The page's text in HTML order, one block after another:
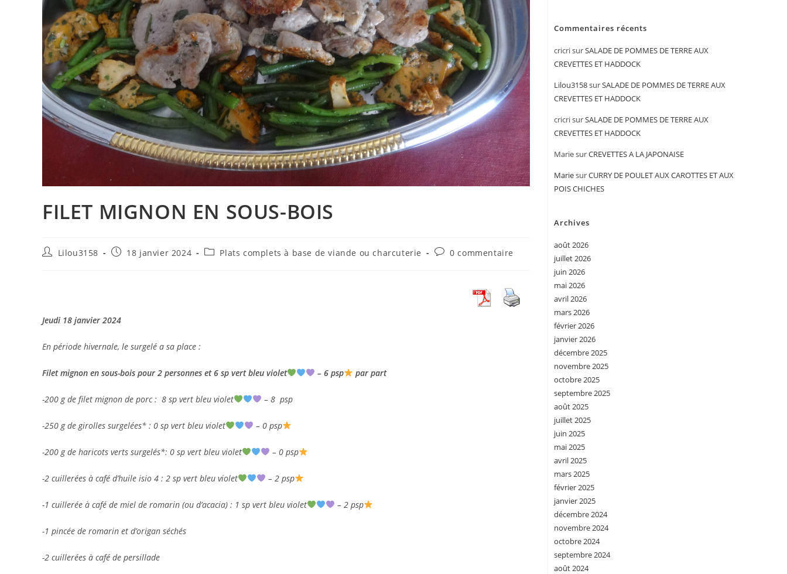
FILET MIGNON EN SOUS-BOIS
Auteur/autrice
Lilou3158
Publication
18 janvier 2024
PostPlats complets à base de viande ou charcuterie
Commentaires
0 commentaire
Jeudi 18 janvier 2024
En période hivernale, le surgelé a sa place :
Filet mignon en sous-bois pour 2 personnes et 6 sp vert bleu violet – 6 psp par part
-200 g de filet mignon de porc : 8 sp vert bleu violet – 8 psp
-250 g de girolles surgelées* : 0 sp vert bleu violet – 0 psp
-200 g de haricots verts surgelés*: 0 sp vert bleu violet – 0 psp
-2 cuillerées à café d’huile isio 4 : 2 sp vert bleu violet – 2 psp
-1 cuillerée à café de miel de romarin (ou d’acacia) : 1 sp vert bleu violet – 2 psp
-1 pincée de romarin et d’origan séchés
-2 cuillerées à café de persillade
Commentaires récents
cricrisurSALADE DE POMMES DE TERRE AUX
CREVETTES ET HADDOCK
Lilou3158surSALADE DE POMMES DE TERRE AUX
CREVETTES ET HADDOCK
cricrisurSALADE DE POMMES DE TERRE AUX
CREVETTES ET HADDOCK
MariesurCREVETTES A LA JAPONAISE
MariesurCURRY DE POULET AUX CAROTTES ET AUX
POIS CHICHES
Archives
août 2026
juillet 2026
juin 2026
mai 2026
avril 2026
mars 2026
février 2026
janvier 2026
décembre 2025
novembre 2025
octobre 2025
septembre 2025
août 2025
juillet 2025
juin 2025
mai 2025
avril 2025
mars 2025
février 2025
janvier 2025
décembre 2024
novembre 2024
octobre 2024
septembre 2024
août 2024